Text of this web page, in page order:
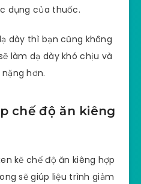
dụng của thuốc.
dày thì bạn cũng không
làm dạ dày khó chịu và
hơn.
chế độ ăn kiêng
kẽ chế độ ăn kiêng hợp
sẽ giúp liệu trình giảm